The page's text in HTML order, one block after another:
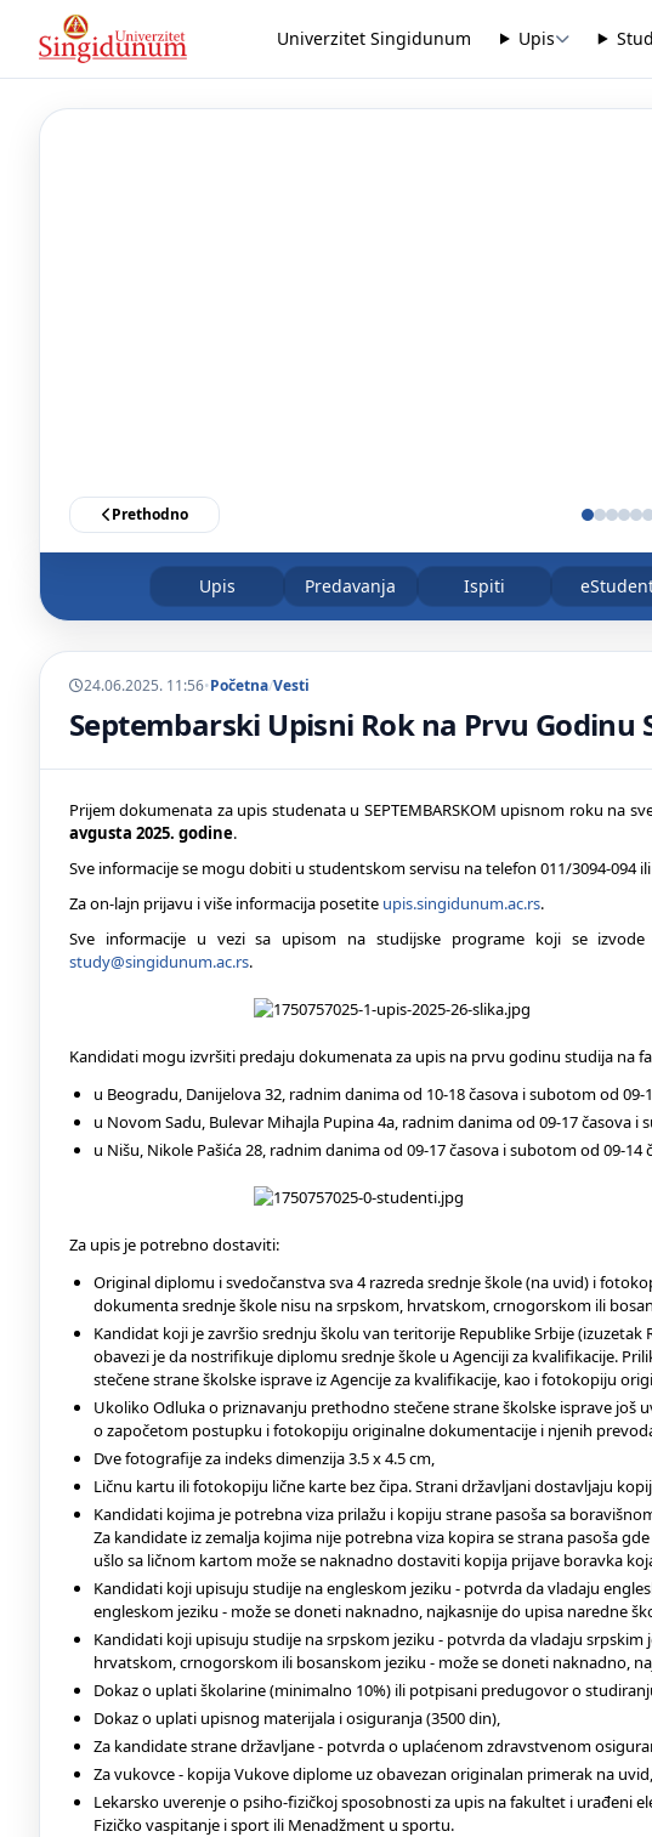
Univerzitet Singidunum Upis
Prethodno
Upis Predavanja Ispiti
24.06.2025. 11:56•Početna/Vesti
Septembarski Upisni Rok na Prvu Godinu
Prijem dokumenata za upis studenata u SEPTEMBARSKOM upisnom roku na
avgusta 2025. godine.
Sve informacije se mogu dobiti u studentskom servisu na telefon 011/3094-094
Za on-lajn prijavu i više informacija posetite upis.singidunum.ac.rs.
Sve informacije u vezi sa upisom na studijske programe koji se
study@singidunum.ac.rs.
Kandidati mogu izvršiti predaju dokumenata za upis na prvu godinu studija na
u Beogradu, Danijelova 32, radnim danima od 10-18 časova i subotom od 09-
u Novom Sadu, Bulevar Mihajla Pupina 4a, radnim danima od 09-17 časova
u Nišu, Nikole Pašića 28, radnim danima od 09-17 časova i subotom od 09-14
Za upis je potrebno dostaviti:
Original diplomu i svedočanstva sva 4 razreda srednje škole (na uvid) i
dokumenta srednje škole nisu na srpskom, hrvatskom, crnogorskom ili
Kandidat koji je završio srednju školu van teritorije Republike Srbije
obavezi je da nostrifikuje diplomu srednje škole u Agenciji za kvalifikacije.
stečene strane školske isprave iz Agencije za kvalifikacije, kao i fotokopiju
Ukoliko Odluka o priznavanju prethodno stečene strane školske isprave
o započetom postupku i fotokopiju originalne dokumentacije i njenih
Dve fotografije za indeks dimenzija 3.5 x 4.5 cm,
Ličnu kartu ili fotokopiju lične karte bez čipa. Strani državljani dostavljaju
Kandidati kojima je potrebna viza prilažu i kopiju strane pasoša sa
Za kandidate iz zemalja kojima nije potrebna viza kopira se strana pasoša
ušlo sa ličnom kartom može se naknadno dostaviti kopija prijave boravka
Kandidati koji upisuju studije na engleskom jeziku - potvrda da vladaju
engleskom jeziku - može se doneti naknadno, najkasnije do upisa naredne
Kandidati koji upisuju studije na srpskom jeziku - potvrda da vladaju
hrvatskom, crnogorskom ili bosanskom jeziku - može se doneti naknadno,
Dokaz o uplati školarine (minimalno 10%) ili potpisani predugovor o
Dokaz o uplati upisnog materijala i osiguranja (3500 din),
Za kandidate strane državljane - potvrda o uplaćenom zdravstvenom
Za vukovce - kopija Vukove diplome uz obavezan originalan primerak na uvid,
Lekarsko uverenje o psiho-fizičkoj sposobnosti za upis na fakultet i urađeni
Fizičko vaspitanje i sport ili Menadžment u sportu.